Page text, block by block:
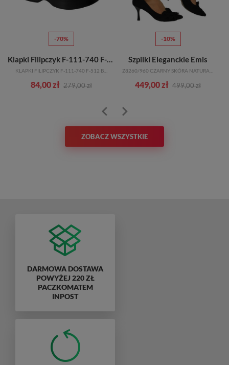
-70%
Klapki Filipczyk F-111-740 F-512 Beżowe Skórzane
KLAPKI FILIPCZYK F-111-740 F-512 BEŻOWE SKÓRZANE
84,00 zł 279,00 zł
-10%
Szpilki Eleganckie Emis
449,00 zł 499,00 zł
ZOBACZ WSZYSTKIE
DARMOWA DOSTAWA
POWYŻEJ 220 ZŁ
PACZKOMATEM
INPOST